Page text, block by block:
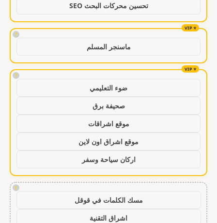
تحسين محركات البحث SEO
!
ماسنجر المسلم
!
ضوء التعليمي
صحيفة برق
موقع اشراقات
موقع اشراق اون لاين
اركان سياحة وسفر
!
مسك الكلمات في قوقل
اشراق التقنية